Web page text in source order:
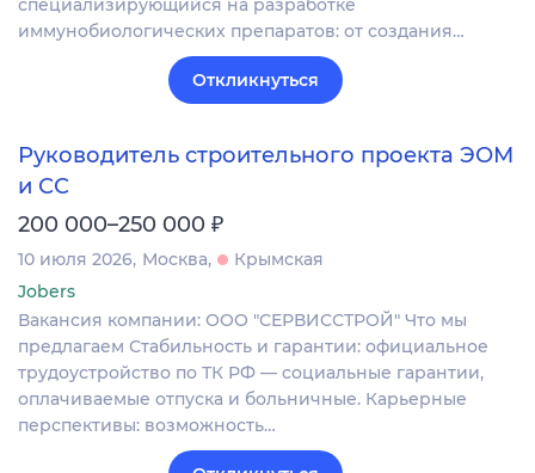
иммунобиологических препаратов: от создания…
Откликнуться
Руководитель строительного проекта ЭОМ
и СС
200 000–250 000 ₽
10 июля 2026 Москва
Крымская
Jobers
Вакансия компании: ООО "СЕРВИССТРОЙ" Что мы
предлагаем Стабильность и гарантии: официальное
трудоустройство по ТК РФ — социальные гарантии,
оплачиваемые отпуска и больничные. Карьерные
перспективы: возможность…